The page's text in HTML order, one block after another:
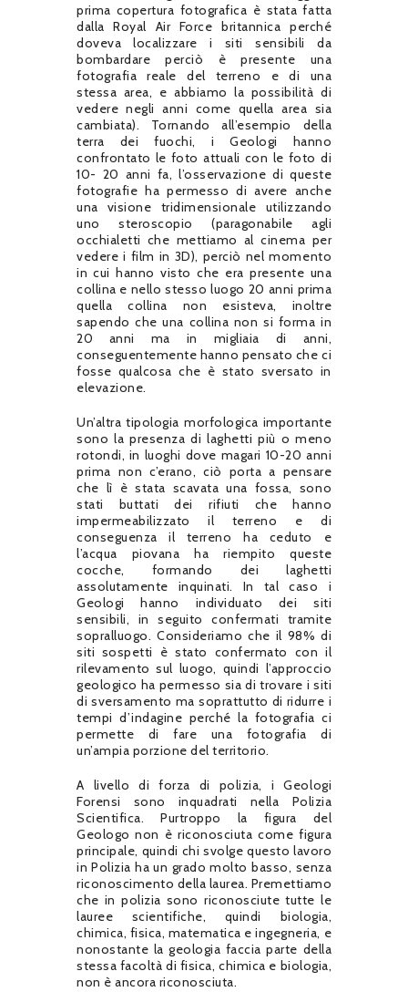
prima copertura fotografica è stata fatta
dalla Royal Air Force britannica perché
doveva localizzare i siti sensibili da
bombardare perciò è presente una
fotografia reale del terreno e di una
stessa area, e abbiamo la possibilità di
vedere negli anni come quella area sia
cambiata). Tornando all’esempio della
terra dei fuochi, i Geologi hanno
confrontato le foto attuali con le foto di
10- 20 anni fa, l’osservazione di queste
fotografie ha permesso di avere anche
una visione tridimensionale utilizzando
uno steroscopio (paragonabile agli
occhialetti che mettiamo al cinema per
vedere i film in 3D), perciò nel momento
in cui hanno visto che era presente una
collina e nello stesso luogo 20 anni prima
quella collina non esisteva, inoltre
sapendo che una collina non si forma in
20 anni ma in migliaia di anni,
conseguentemente hanno pensato che ci
fosse qualcosa che è stato sversato in
elevazione.
Un’altra tipologia morfologica importante
sono la presenza di laghetti più o meno
rotondi, in luoghi dove magari 10-20 anni
prima non c’erano, ciò porta a pensare
che lì è stata scavata una fossa, sono
stati buttati dei rifiuti che hanno
impermeabilizzato il terreno e di
conseguenza il terreno ha ceduto e
l’acqua piovana ha riempito queste
cocche, formando dei laghetti
assolutamente inquinati. In tal caso i
Geologi hanno individuato dei siti
sensibili, in seguito confermati tramite
sopralluogo. Consideriamo che il 98% di
siti sospetti è stato confermato con il
rilevamento sul luogo, quindi l’approccio
geologico ha permesso sia di trovare i siti
di sversamento ma soprattutto di ridurre i
tempi d’indagine perché la fotografia ci
permette di fare una fotografia di
un’ampia porzione del territorio.
A livello di forza di polizia, i Geologi
Forensi sono inquadrati nella Polizia
Scientifica. Purtroppo la figura del
Geologo non è riconosciuta come figura
principale, quindi chi svolge questo lavoro
in Polizia ha un grado molto basso, senza
riconoscimento della laurea. Premettiamo
che in polizia sono riconosciute tutte le
lauree scientifiche, quindi biologia,
chimica, fisica, matematica e ingegneria, e
nonostante la geologia faccia parte della
stessa facoltà di fisica, chimica e biologia,
non è ancora riconosciuta.